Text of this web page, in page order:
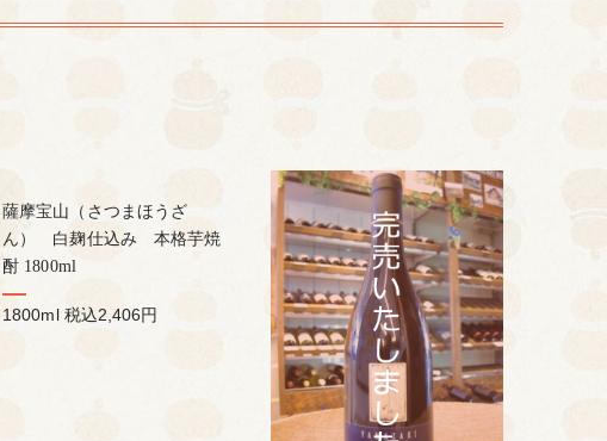
薩摩宝山（さつまほうざ
ん） 白麹仕込み 本格芋焼
酎 1800ml
1800ml 税込2,406円